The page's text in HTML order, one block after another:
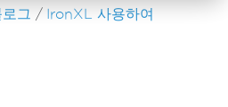
그
IronXL 사용하여